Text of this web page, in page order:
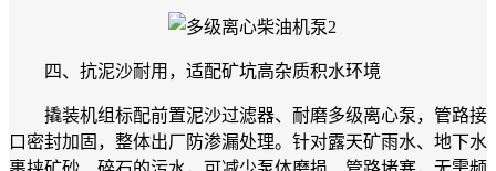
四、抗泥沙耐用，适配矿坑高杂质积水环境
撬装机组标配前置泥沙过滤器、耐磨多级离心泵，管路接
口密封加固，整体出厂防渗漏处理。针对露天矿雨水、地下水